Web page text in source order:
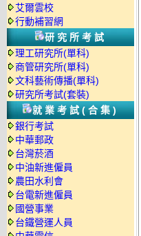
艾爾雲校
行動補習網
研究所考試
理工研究所(單科)
商管研究所(單科)
文科藝術傳播(單科)
研究所考試(套裝)
就業考試(合集)
銀行考試
中華郵政
台灣菸酒
中油新進僱員
農田水利會
台電新進僱員
國營事業
台鐵營運人員